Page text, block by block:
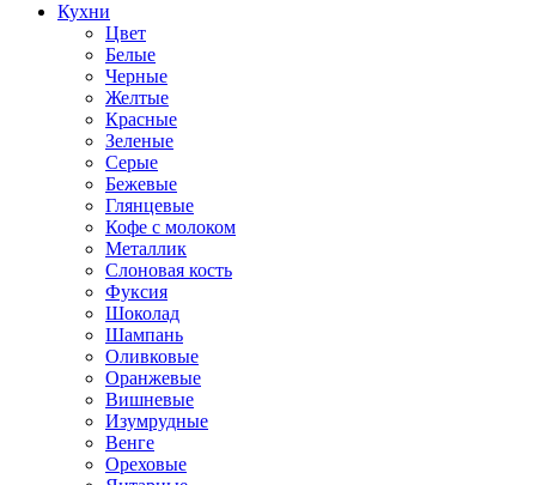
Кухни
Цвет
Белые
Черные
Желтые
Красные
Зеленые
Серые
Бежевые
Глянцевые
Кофе с молоком
Металлик
Слоновая кость
Фуксия
Шоколад
Шампань
Оливковые
Оранжевые
Вишневые
Изумрудные
Венге
Ореховые